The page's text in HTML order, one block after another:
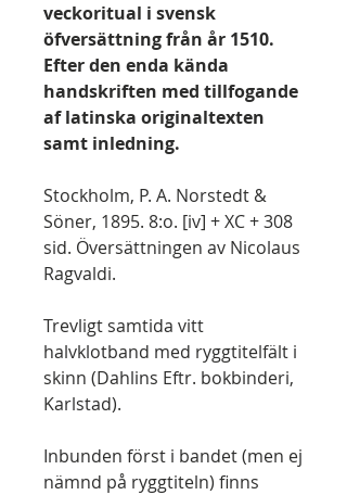
veckoritual i svensk
öfversättning från år 1510.
Efter den enda kända
handskriften med tillfogande
af latinska originaltexten
samt inledning.
Stockholm, P. A. Norstedt &
Söner, 1895. 8:o. [iv] + XC + 308
sid. Översättningen av Nicolaus
Ragvaldi.
Trevligt samtida vitt
halvklotband med ryggtitelfält i
skinn (Dahlins Eftr. bokbinderi,
Karlstad).
Inbunden först i bandet (men ej
nämnd på ryggtiteln) finns